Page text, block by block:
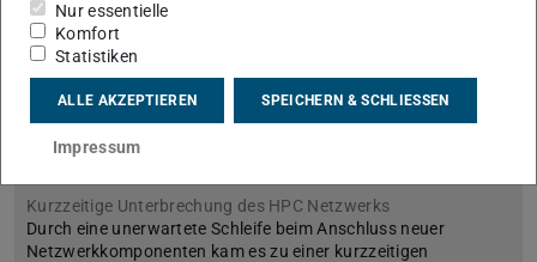
Lichtenberg-Cluster vom Netzwerk getrennt
Kurzzeitige Unterbrechung des HPC Netzwerks
Durch eine unerwartete Schleife beim Anschluss neuer
Netzwerkkomponenten kam es zu einer kurzzeitigen
Nur essentielle
Komfort
Statistiken
ALLE AKZEPTIEREN SPEICHERN & SCHLIESSEN
Impressum